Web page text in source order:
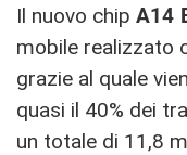
Il nuovo chip A14
mobile realizzato
grazie al quale
quasi il 40% dei
un totale di 11,8